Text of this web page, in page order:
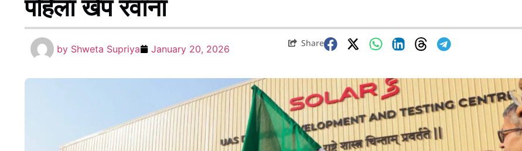
पहिला खेप रवाना
by Shweta Supriya January 20, 2026
Share